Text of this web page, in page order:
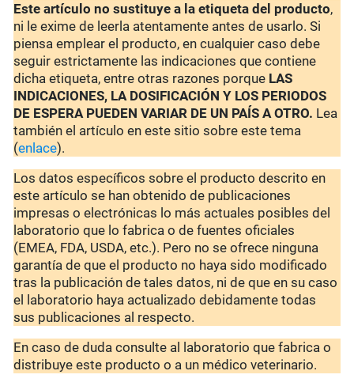
Este artículo no sustituye a la etiqueta del producto,
ni le exime de leerla atentamente antes de usarlo. Si
piensa emplear el producto, en cualquier caso debe
seguir estrictamente las indicaciones que contiene
dicha etiqueta, entre otras razones porque LAS
INDICACIONES, LA DOSIFICACIÓN Y LOS PERIODOS
DE ESPERA PUEDEN VARIAR DE UN PAÍS A OTRO. Lea
también el artículo en este sitio sobre este tema
(enlace).
Los datos específicos sobre el producto descrito en
este artículo se han obtenido de publicaciones
impresas o electrónicas lo más actuales posibles del
laboratorio que lo fabrica o de fuentes oficiales
(EMEA, FDA, USDA, etc.). Pero no se ofrece ninguna
garantía de que el producto no haya sido modificado
tras la publicación de tales datos, ni de que en su caso
el laboratorio haya actualizado debidamente todas
sus publicaciones al respecto.
En caso de duda consulte al laboratorio que fabrica o
distribuye este producto o a un médico veterinario.